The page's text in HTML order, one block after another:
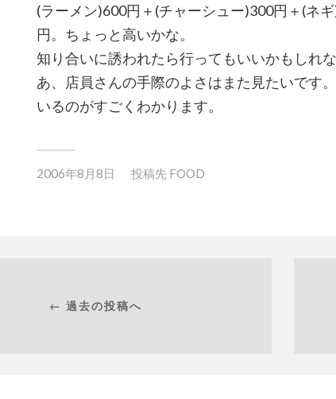
(ラーメン)600円＋(チャーシュー)300円＋(ネ
円。ちょっと高いかな。
知り合いに誘われたら行ってもいいかもしれな
あ、店員さんの手際のよさはまた見たいです
いるのがすごくわかります。
2006年8月8日 投稿先 FOOD
← 過去の投稿へ